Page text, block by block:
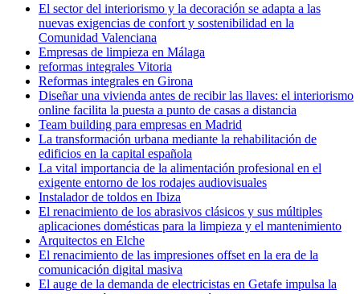
El sector del interiorismo y la decoración se adapta a las
nuevas exigencias de confort y sostenibilidad en la
Comunidad Valenciana
Empresas de limpieza en Málaga
reformas integrales Vitoria
Reformas integrales en Girona
Diseñar una vivienda antes de recibir las llaves: el interiorismo
online facilita la puesta a punto de casas a distancia
Team building para empresas en Madrid
La transformación urbana mediante la rehabilitación de
edificios en la capital española
La vital importancia de la alimentación profesional en el
exigente entorno de los rodajes audiovisuales
Instalador de toldos en Ibiza
El renacimiento de los abrasivos clásicos y sus múltiples
aplicaciones domésticas para la limpieza y el mantenimiento
Arquitectos en Elche
El renacimiento de las impresiones offset en la era de la
comunicación digital masiva
El auge de la demanda de electricistas en Getafe impulsa la